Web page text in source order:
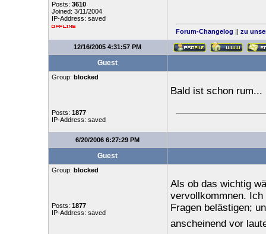
Posts: 3610
Joined: 3/11/2004
IP-Address: saved
Forum-Changelog || zu
12/16/2005 4:31:57 PM
Guest
Group: blocked
Posts: 1877
IP-Address: saved
Bald ist schon rum...
6/20/2006 6:27:29 PM
Guest
Group: blocked
Posts: 1877
IP-Address: saved
Als ob das wichtig
vervollkommnen.
Fragen belästigen;
anscheinend vor